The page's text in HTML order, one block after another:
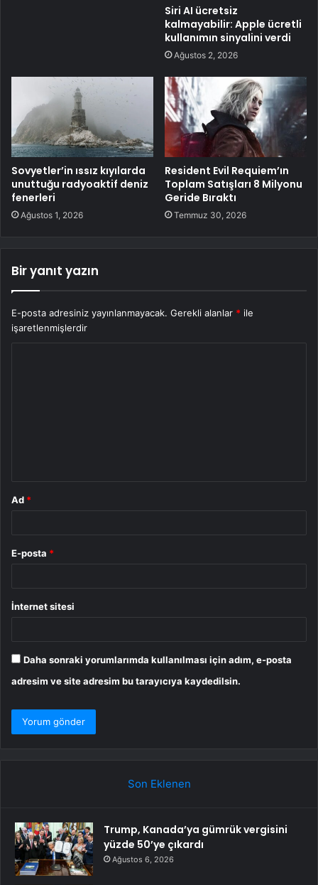
Siri AI ücretsiz
kalmayabilir: Apple ücretli
kullanımın sinyalini verdi
Ağustos 2, 2026
Sovyetler’in ıssız kıyılarda
unuttuğu radyoaktif deniz
fenerleri
Ağustos 1, 2026
Resident Evil Requiem’ın
Toplam Satışları 8 Milyonu
Geride Bıraktı
Temmuz 30, 2026
Bir yanıt yazın
E-posta adresiniz yayınlanmayacak. Gerekli alanlar * ile
işaretlenmişlerdir
Ad *
E-posta *
İnternet sitesi
Daha sonraki yorumlarımda kullanılması için adım, e-posta
adresim ve site adresim bu tarayıcıya kaydedilsin.
Son Eklenen
Trump, Kanada’ya gümrük vergisini
yüzde 50’ye çıkardı
Ağustos 6, 2026